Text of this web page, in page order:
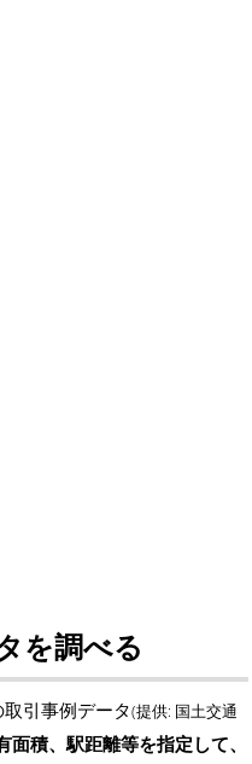
を調べる
引事例データ(提供: 国土交通
面積、駅距離等を指定して、